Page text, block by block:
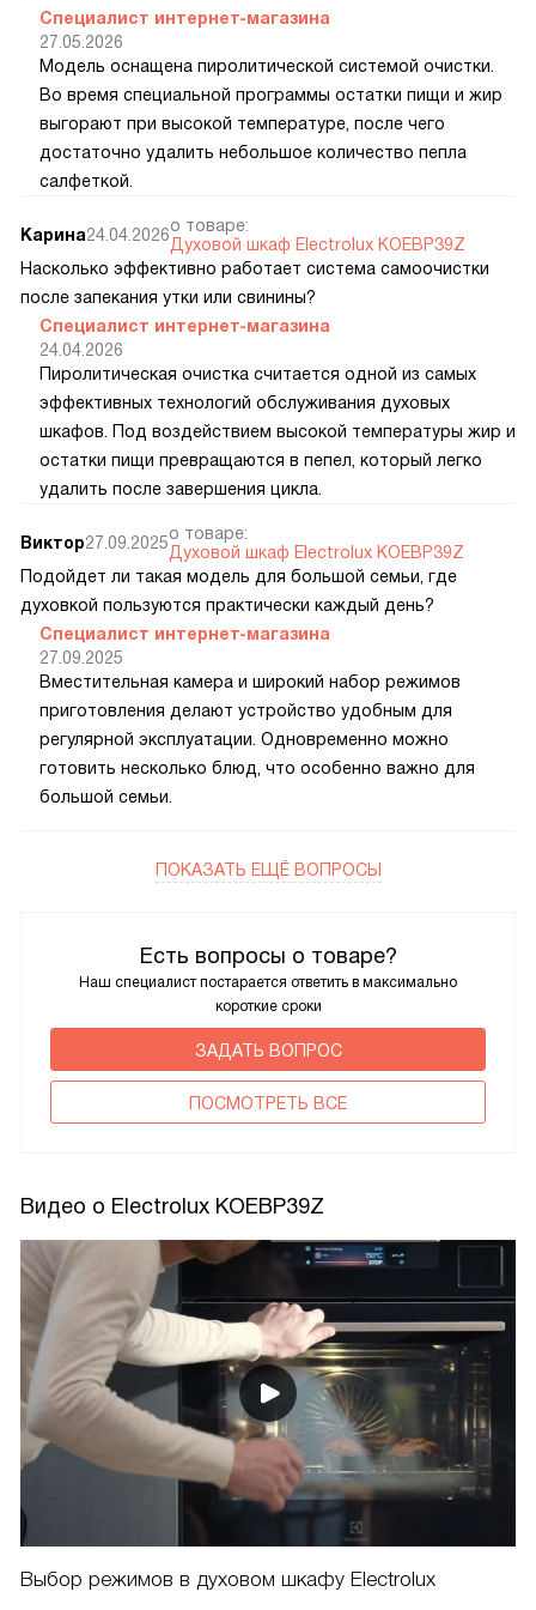
Есть вопросы о товаре?
Наш специалист постарается ответить в максимально
короткие сроки
ЗАДАТЬ ВОПРОС
ПОCМОТРЕТЬ ВСЕ
Специалист интернет-магазина
27.05.2026
Модель оснащена пиролитической системой очистки.
Во время специальной программы остатки пищи и жир
выгорают при высокой температуре, после чего
достаточно удалить небольшое количество пепла
салфеткой.
Карина24.04.2026о товаре:
Духовой шкаф Electrolux KOEBP39Z
Насколько эффективно работает система самоочистки
после запекания утки или свинины?
Специалист интернет-магазина
24.04.2026
Пиролитическая очистка считается одной из самых
эффективных технологий обслуживания духовых
шкафов. Под воздействием высокой температуры жир и
остатки пищи превращаются в пепел, который легко
удалить после завершения цикла.
Виктор27.09.2025о товаре:
Духовой шкаф Electrolux KOEBP39Z
Подойдет ли такая модель для большой семьи, где
духовкой пользуются практически каждый день?
Специалист интернет-магазина
27.09.2025
Вместительная камера и широкий набор режимов
приготовления делают устройство удобным для
регулярной эксплуатации. Одновременно можно
готовить несколько блюд, что особенно важно для
большой семьи.
ПОКАЗАТЬ ЕЩЁ ВОПРОСЫ
Видео о Electrolux KOEBP39Z
Выбор режимов в духовом шкафу Electrolux